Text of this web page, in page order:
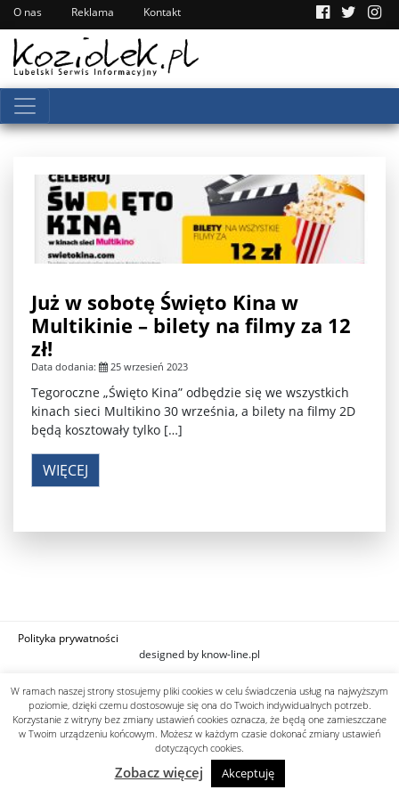
O nas Reklama Kontakt
Już w sobotę Święto Kina w
Multikinie – bilety na filmy za 12
zł!
Data dodania: 25 wrzesień 2023
Tegoroczne „Święto Kina” odbędzie się we wszystkich
kinach sieci Multikino 30 września, a bilety na filmy 2D
będą kosztowały tylko […]
WIĘCEJ
Polityka prywatności
designed by know-line.pl
W ramach naszej strony stosujemy pliki cookies w celu świadczenia usług na najwyższym
poziomie, dzięki czemu dostosowuje się ona do Twoich indywidualnych potrzeb.
Korzystanie z witryny bez zmiany ustawień cookies oznacza, że będą one zamieszczane
w Twoim urządzeniu końcowym. Możesz w każdym czasie dokonać zmiany ustawień
dotyczących cookies.
Zobacz więcej Akceptuję